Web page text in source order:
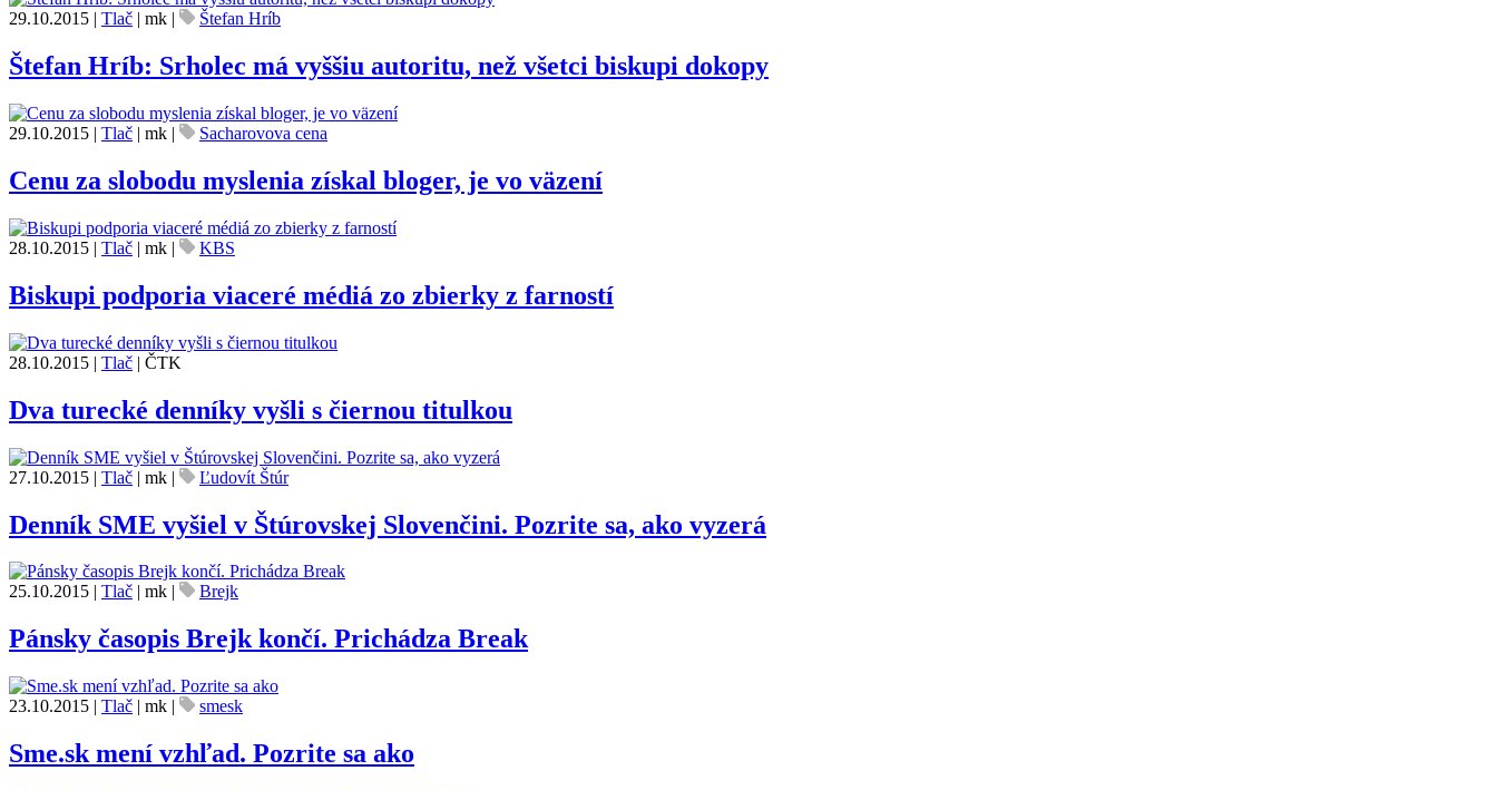
29.10.2015 | Tlač | mk | Štefan Hríb
Štefan Hríb: Srholec má vyššiu autoritu, než všetci biskupi dokopy
29.10.2015 | Tlač | mk | Sacharovova cena
Cenu za slobodu myslenia získal bloger, je vo väzení
28.10.2015 | Tlač | mk | KBS
Biskupi podporia viaceré médiá zo zbierky z farností
28.10.2015 | Tlač | ČTK
Dva turecké denníky vyšli s čiernou titulkou
27.10.2015 | Tlač | mk | Ľudovít Štúr
Denník SME vyšiel v Štúrovskej Slovenčini. Pozrite sa, ako vyzerá
25.10.2015 | Tlač | mk | Brejk
Pánsky časopis Brejk končí. Prichádza Break
23.10.2015 | Tlač | mk | smesk
Sme.sk mení vzhľad. Pozrite sa ako